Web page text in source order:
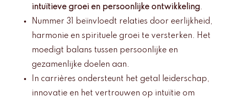
intuïtieve groei en persoonlijke ontwikkeling.
Nummer 31 beïnvloedt relaties door eerlijkheid,
harmonie en spirituele groei te versterken. Het
moedigt balans tussen persoonlijke en
gezamenlijke doelen aan.
In carrières ondersteunt het getal leiderschap,
innovatie en het vertrouwen op intuïtie om